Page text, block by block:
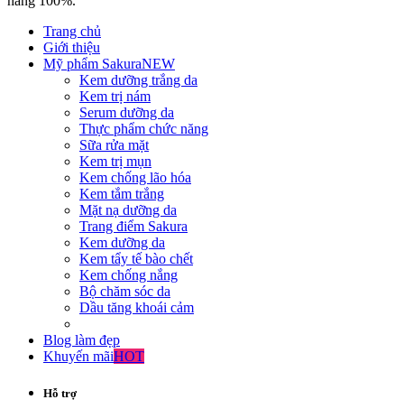
Trang chủ
Giới thiệu
Mỹ phẩm SakuraNEW
Kem dưỡng trắng da
Kem trị nám
Serum dưỡng da
Thực phẩm chức năng
Sữa rửa mặt
Kem trị mụn
Kem chống lão hóa
Kem tắm trắng
Mặt nạ dưỡng da
Trang điểm Sakura
Kem dưỡng da
Kem tẩy tế bào chết
Kem chống nắng
Bộ chăm sóc da
Dầu tăng khoái cảm
Blog làm đẹp
Khuyến mãiHOT
Hỗ trợ